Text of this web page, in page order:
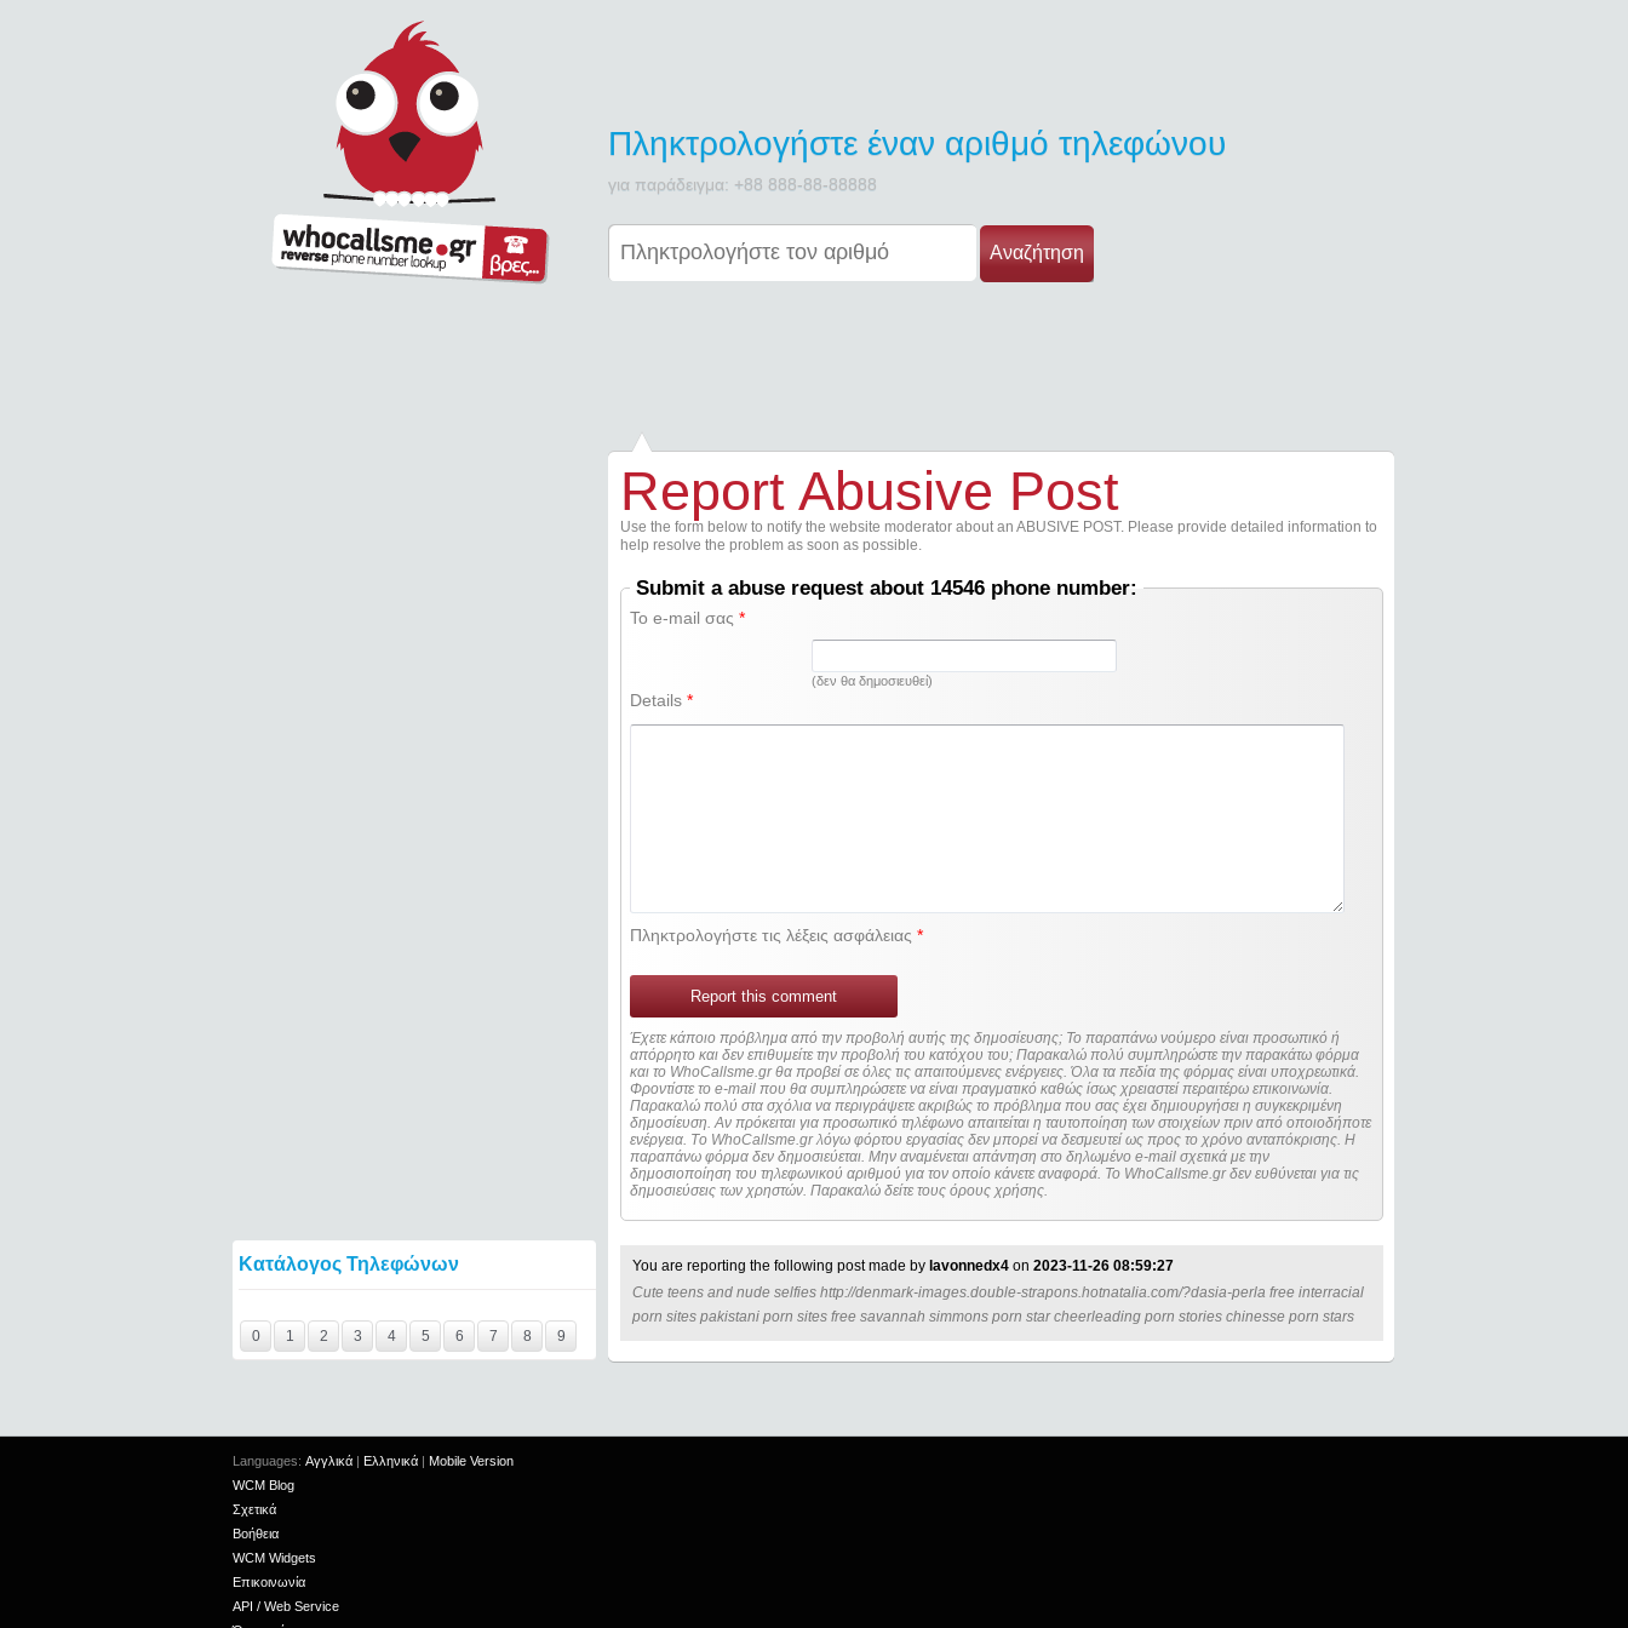
Πληκτρολογήστε έναν αριθμό τηλεφώνου
για παράδειγμα: +88 888-88-88888
Αναζήτηση
Κατάλογος Τηλεφώνων
0
1 2 3 4 5 6 7 8 9
Report Abusive Post
Use the form below to notify the website moderator about an ABUSIVE POST. Please provide detailed information to
help resolve the problem as soon as possible.
Submit a abuse request about 14546 phone number:
Το e-mail σας*
(δεν θα δημοσιευθεί)
Details*
Πληκτρολογήστε τις λέξεις ασφάλειας*
Report this comment
Έχετε κάποιο πρόβλημα από την προβολή αυτής της δημοσίευσης; Το παραπάνω νούμερο είναι προσωπικό ή
απόρρητο και δεν επιθυμείτε την προβολή του κατόχου του; Παρακαλώ πολύ συμπληρώστε την παρακάτω φόρμα
και το WhoCallsme.gr θα προβεί σε όλες τις απαιτούμενες ενέργειες. Όλα τα πεδία της φόρμας είναι υποχρεωτικά.
Φροντίστε το e-mail που θα συμπληρώσετε να είναι πραγματικό καθώς ίσως χρειαστεί περαιτέρω επικοινωνία.
Παρακαλώ πολύ στα σχόλια να περιγράψετε ακριβώς το πρόβλημα που σας έχει δημιουργήσει η συγκεκριμένη
δημοσίευση. Αν πρόκειται για προσωπικό τηλέφωνο απαιτείται η ταυτοποίηση των στοιχείων πριν από οποιοδήποτε
ενέργεια. Τo WhoCallsme.gr λόγω φόρτου εργασίας δεν μπορεί να δεσμευτεί ως προς το χρόνο ανταπόκρισης. Η
παραπάνω φόρμα δεν δημοσιεύεται. Μην αναμένεται απάντηση στο δηλωμένο e-mail σχετικά με την
δημοσιοποίηση του τηλεφωνικού αριθμού για τον οποίο κάνετε αναφορά. Το WhoCallsme.gr δεν ευθύνεται για τις
δημοσιεύσεις των χρηστών. Παρακαλώ δείτε τους όρους χρήσης.
You are reporting the following post made by lavonnedx4 on 2023-11-26 08:59:27
Cute teens and nude selfies http://denmark-images.double-strapons.hotnatalia.com/?dasia-perla free interracial
porn sites pakistani porn sites free savannah simmons porn star cheerleading porn stories chinesse porn stars
Languages: Αγγλικά | Ελληνικά | Mobile Version
WCM Blog
Σχετικά
Βοήθεια
WCM Widgets
Επικοινωνία
API / Web Service